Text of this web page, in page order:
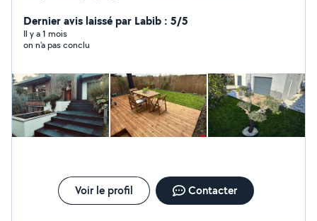
Arrosage automatique - Gazon en rouleau - Gazon
synthétique - Plantation - Fixation et programmation de
Dernier avis laissé par Labib : 5/5
Il y a 1 mois
on n'a pas conclu
Voir le profil Contacter